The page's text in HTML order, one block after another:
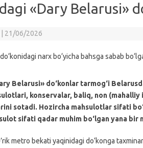
«Dary Belarusi»
21/06/2026
Belarusi» do‘konlar tarmog‘i
konservalar, baliq, non
sotadi. Hozircha mahsulotlar sifati
sifati qadar muhim bo‘lgan yana
metro bekati yaqinidagi do‘konga